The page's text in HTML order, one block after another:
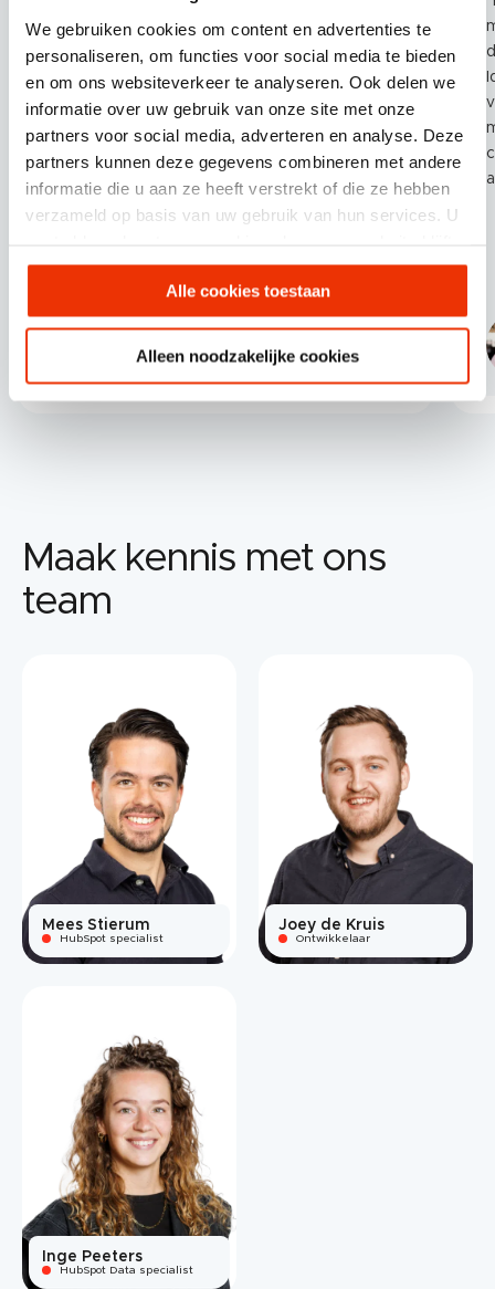
We gebruiken cookies om content en advertenties te
personaliseren, om functies voor social media te bieden
en om ons websiteverkeer te analyseren. Ook delen we
informatie over uw gebruik van onze site met onze
partners voor social media, adverteren en analyse. Deze
partners kunnen deze gegevens combineren met andere
informatie die u aan ze heeft verstrekt of die ze hebben
verzameld op basis van uw gebruik van hun services. U
gebruiken.
Alle cookies toestaan
Alleen noodzakelijke cookies
fantastisch! Ze helpen en begeleiden ons met
onze website, die ze in het begin van onze
samenwerking helemaal hebben aangepast
aan onze nieuwe huisstijl. We zijn erg blij met
de HubSpot – Salesforce integratie die
Scherp Online heeft opgezet en de
afgelopen jaren is Scherp Online het bureau
om nieuwe ideeën.”
Dennis Lieferink
Digital Marketeer
Maak kennis met ons
team
Mees Stierum
HubSpot specialist
Joey de Kruis
Ontwikkelaar
Inge Peeters
HubSpot Data specialist